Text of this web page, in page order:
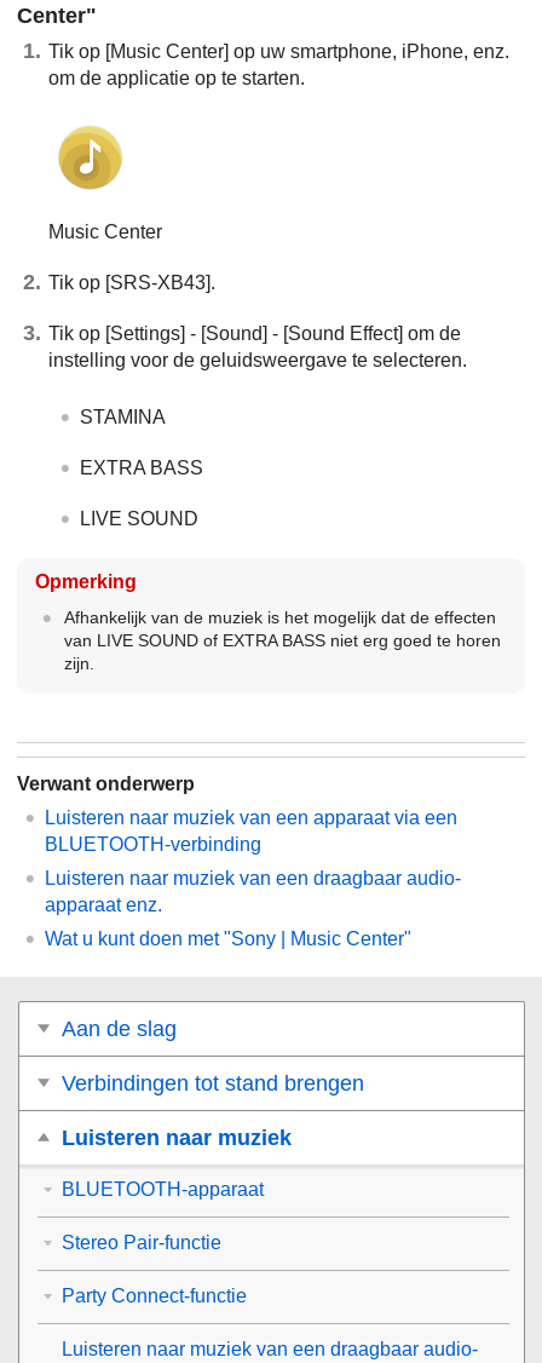
Center"
Tik op [Music Center] op uw smartphone, iPhone, enz.
om de applicatie op te starten.
Music Center
Tik op [SRS-XB43].
Tik op [Settings] - [Sound] - [Sound Effect] om de
instelling voor de geluidsweergave te selecteren.
STAMINA
EXTRA BASS
LIVE SOUND
Opmerking
Afhankelijk van de muziek is het mogelijk dat de effecten
van LIVE SOUND of EXTRA BASS niet erg goed te horen
zijn.
Verwant onderwerp
Luisteren naar muziek van een apparaat via een
BLUETOOTH-verbinding
Luisteren naar muziek van een draagbaar audio-
apparaat enz.
Wat u kunt doen met "Sony | Music Center"
Aan de slag
Verbindingen tot stand brengen
Luisteren naar muziek
BLUETOOTH-apparaat
Stereo Pair-functie
Party Connect-functie
Luisteren naar muziek van een draagbaar audio-